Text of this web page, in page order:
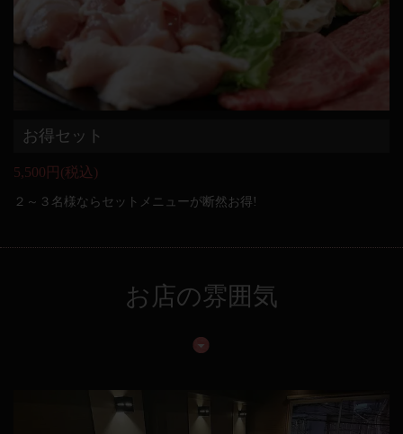
お得セット
5,500円 (税込)
２～３名様ならセットメニューが断然お得!
お店の雰囲気